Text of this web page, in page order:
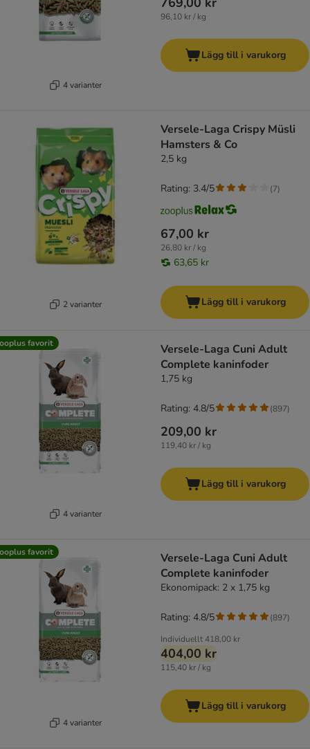
4 varianter
96,10 kr / kg
Lägg till i varukorg
2 varianter
Versele-Laga Crispy Müsli
Hamsters & Co
2,5 kg
67,00 kr
26,80 kr / kg
63,65 kr
Rating: 3.4/5 (7)
Lägg till i varukorg
favorit
4 varianter
Versele-Laga Cuni Adult
Complete kaninfoder
1,75 kg
209,00 kr
119,40 kr / kg
Rating: 4.8/5 (897)
Lägg till i varukorg
favorit
4 varianter
Versele-Laga Cuni Adult
Complete kaninfoder
Ekonomipack: 2 x 1,75 kg
Individuellt418,00 kr
404,00 kr
115,40 kr / kg
Rating: 4.8/5 (897)
Lägg till i varukorg